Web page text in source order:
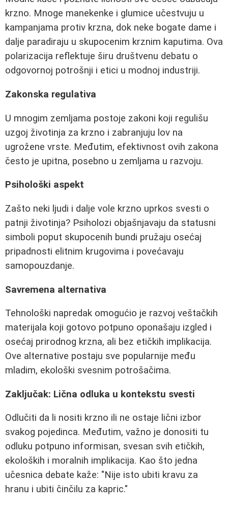
krzno. Mnoge manekenke i glumice učestvuju u
kampanjama protiv krzna, dok neke bogate dame i
dalje paradiraju u skupocenim krznim kaputima. Ova
polarizacija reflektuje širu društvenu debatu o
odgovornoj potrošnji i etici u modnoj industriji.
Zakonska regulativa
U mnogim zemljama postoje zakoni koji regulišu
uzgoj životinja za krzno i zabranjuju lov na
ugrožene vrste. Međutim, efektivnost ovih zakona
često je upitna, posebno u zemljama u razvoju.
Psihološki aspekt
Zašto neki ljudi i dalje vole krzno uprkos svesti o
patnji životinja? Psiholozi objašnjavaju da statusni
simboli poput skupocenih bundi pružaju osećaj
pripadnosti elitnim krugovima i povećavaju
samopouzdanje.
Savremena alternativa
Tehnološki napredak omogućio je razvoj veštačkih
materijala koji gotovo potpuno oponašaju izgled i
osećaj prirodnog krzna, ali bez etičkih implikacija.
Ove alternative postaju sve popularnije među
mladim, ekološki svesnim potrošačima.
Zaključak: Lična odluka u kontekstu svesti
Odlučiti da li nositi krzno ili ne ostaje lični izbor
svakog pojedinca. Međutim, važno je donositi tu
odluku potpuno informisan, svesan svih etičkih,
ekoloških i moralnih implikacija. Kao što jedna
učesnica debate kaže: "Nije isto ubiti kravu za
hranu i ubiti činčilu za kapric."